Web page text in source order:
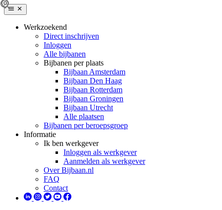
Werkzoekend
Direct inschrijven
Inloggen
Alle bijbanen
Bijbanen per plaats
Bijbaan Amsterdam
Bijbaan Den Haag
Bijbaan Rotterdam
Bijbaan Groningen
Bijbaan Utrecht
Alle plaatsen
Bijbanen per beroepsgroep
Informatie
Ik ben werkgever
Inloggen als werkgever
Aanmelden als werkgever
Over Bijbaan.nl
FAQ
Contact